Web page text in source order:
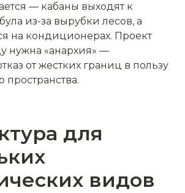
— кабаны выходят к
из-за вырубки лесов, а
на кондиционерах. Проект
нужна «анархия» —
от жестких границ в пользу
пространства.
для
видов